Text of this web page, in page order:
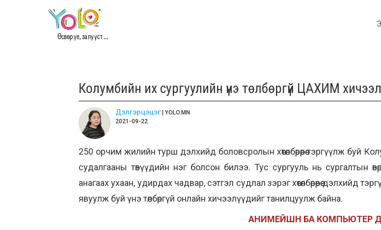
Өсвөр үе, залууст ...
Колумбийн их сургуулийн үнэ төлбөргүй ЦАХИМ
Дэлгэрцэцэг| YOLO.MN
2021-09-22
250 орчим жилийн турш дэлхийд боловсролын хөтөлбөрөөрөө тэргүүлж буй
судалгааны төвүүдийн нэг болсон билээ. Тус сургууль нь сургалтын
анагаах ухаан, удирдах чадвар, сэтгэл судлал зэрэг хөтөлбөрөөрөө дэлхийд
явуулж буй үнэ төлбөргүй онлайн хичээлүүдийг танилцуулж байна.
АНИМЕЙШН БА КОМПЬЮТЕР